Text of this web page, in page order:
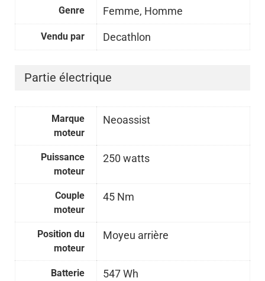
Genre Femme, Homme
Vendu par Decathlon
Partie électrique
Marque
moteur
Neoassist
Puissance
moteur
250 watts
Couple
moteur
45 Nm
Position du
moteur
Moyeu arrière
Batterie 547 Wh